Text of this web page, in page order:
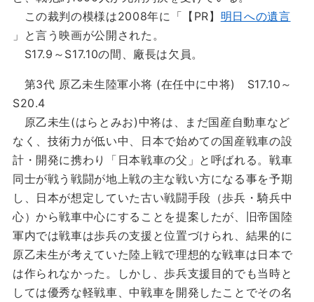
この裁判の模様は2008年に「【PR】 明日への遺言
」と言う映画が公開された。
S17.9～S17.10の間、廠長は欠員。
第3代 原乙未生陸軍小将 (在任中に中将) S17.10～
S20.4
原乙未生(はらとみお)中将は、まだ国産自動車など
なく、技術力が低い中、日本で始めての国産戦車の設
計・開発に携わり「日本戦車の父」と呼ばれる。戦車
同士が戦う戦闘が地上戦の主な戦い方になる事を予期
し、日本が想定していた古い戦闘手段（歩兵・騎兵中
心）から戦車中心にすることを提案したが、旧帝国陸
軍内では戦車は歩兵の支援と位置づけられ、結果的に
原乙未生が考えていた陸上戦で理想的な戦車は日本で
は作られなかった。しかし、歩兵支援目的でも当時と
しては優秀な軽戦車、中戦車を開発したことでその名